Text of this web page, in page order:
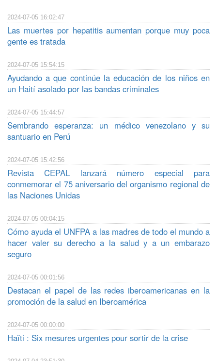
2024-07-05 16:02:47
Las muertes por hepatitis aumentan porque muy poca
gente es tratada
2024-07-05 15:54:15
Ayudando a que continúe la educación de los niños en
un Haití asolado por las bandas criminales
2024-07-05 15:44:57
Sembrando esperanza: un médico venezolano y su
santuario en Perú
2024-07-05 15:42:56
Revista CEPAL lanzará número especial para
conmemorar el 75 aniversario del organismo regional de
las Naciones Unidas
2024-07-05 00:04:15
Cómo ayuda el UNFPA a las madres de todo el mundo a
hacer valer su derecho a la salud y a un embarazo
seguro
2024-07-05 00:01:56
Destacan el papel de las redes iberoamericanas en la
promoción de la salud en Iberoamérica
2024-07-05 00:00:00
Haïti : Six mesures urgentes pour sortir de la crise